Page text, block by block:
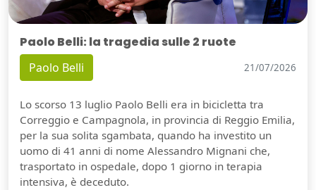
Paolo Belli: la tragedia sulle 2 ruote
Paolo Belli 21/07/2026
Lo scorso 13 luglio Paolo Belli era in bicicletta tra
Correggio e Campagnola, in provincia di Reggio Emilia,
per la sua solita sgambata, quando ha investito un
uomo di 41 anni di nome Alessandro Mignani che,
trasportato in ospedale, dopo 1 giorno in terapia
intensiva, è deceduto.